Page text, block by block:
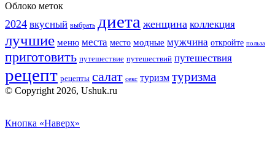
Облоко меток
2024 вкусный выбрать диета женщина коллекция
лучшие меню места место модные мужчина откройте польза
приготовить путешествие путешествий путешествия
рецепт рецепты салат секс туризм туризма
© Copyright 2026, Ushuk.ru
Кнопка «Наверх»